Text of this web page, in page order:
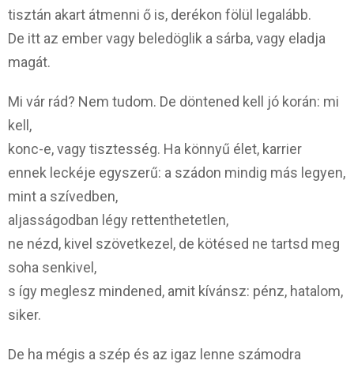
tisztán akart átmenni ő is, derékon fölül legalább.
De itt az ember vagy beledöglik a sárba, vagy eladja
magát.
Mi vár rád? Nem tudom. De döntened kell jó korán: mi
kell,
konc-e, vagy tisztesség. Ha könnyű élet, karrier 
ennek leckéje egyszerű: a szádon mindig más legyen,
mint a szívedben,
aljasságodban légy rettenthetetlen,
ne nézd, kivel szövetkezel, de kötésed ne tartsd meg
soha senkivel,
s így meglesz mindened, amit kívánsz: pénz, hatalom,
siker.
De ha mégis a szép és az igaz lenne számodra